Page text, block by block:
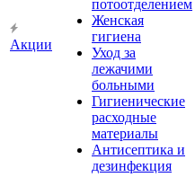
Акции
потоотделением
Женская
гигиена
Уход за
лежачими
больными
Гигиенические
расходные
материалы
Антисептика и
дезинфекция